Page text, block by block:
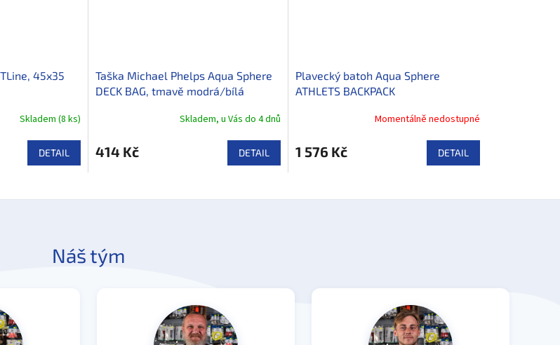
45x35
Skladem (8 ks)
DETAIL
Taška Michael Phelps Aqua Sphere
DECK BAG, tmavě modrá/bílá
Skladem, u Vás do 4 dnů
414 Kč DETAIL
Plavecký batoh Aqua Sphere
ATHLETS BACKPACK
Momentálně nedostupné
1 576 Kč DETAIL
Náš tým